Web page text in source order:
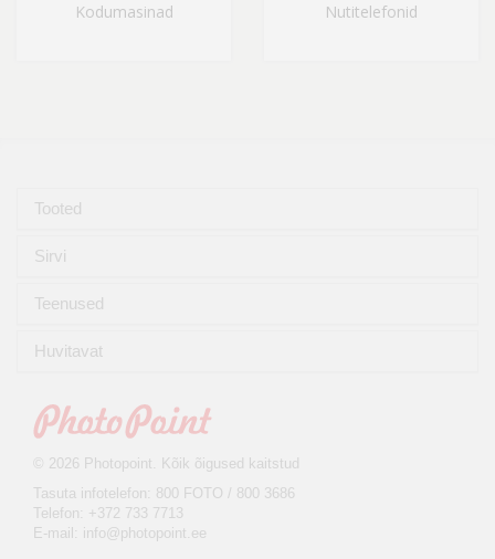
Kodumasinad Nutitelefonid
Tooted
Sirvi
Teenused
Huvitavat
© 2026 Photopoint. Kõik õigused kaitstud
Tasuta infotelefon: 800 FOTO / 800 3686
Telefon: +372 733 7713
E-mail: info@photopoint.ee